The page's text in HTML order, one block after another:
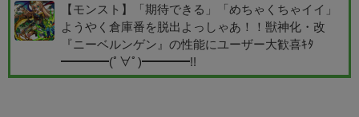
【モンスト】「期待できる」「めちゃくちゃイイ」
ようやく倉庫番を脱出よっしゃあ！！獣神化・改
『ニーベルンゲン』の性能にユーザー大歓喜ｷﾀ
━━━━(ﾟ∀ﾟ)━━━━!!